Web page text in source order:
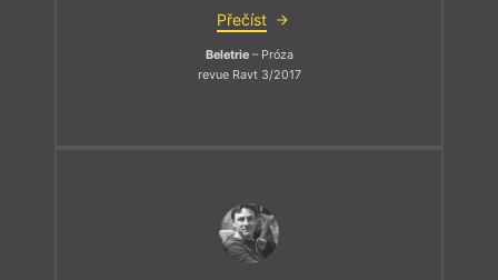
Přečíst
Beletrie– Próza
revue Ravt 3/2017